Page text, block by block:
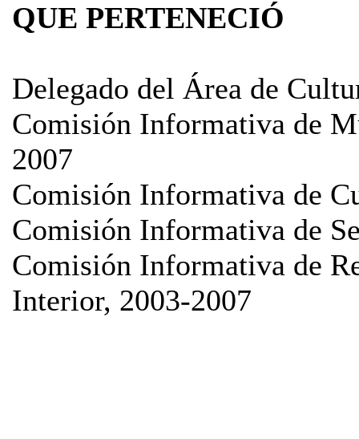
QUE PERTENECIÓ
Delegado del Área de
Comisión Informativa de
2007
Comisión Informativa de
Comisión Informativa de
Comisión Informativa de
Interior, 2003-2007